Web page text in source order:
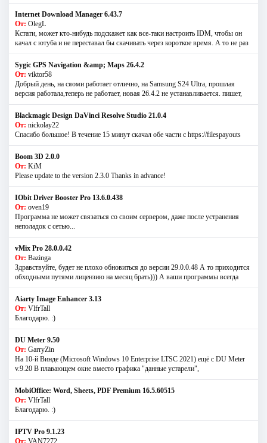
Internet Download Manager 6.43.7
От: OlegL
Кстати, может кто-нибудь подскажет как все-таки настроить IDM, чтобы он
качал с ютуба и не переставал бы скачивать через короткое время. А то не раз
Sygic GPS Navigation &amp; Maps 26.4.2
От: viktor58
Добрый день, на сяоми работает отлично, на Samsung S24 Ultra, прошлая
версия работала,теперь не работает, новая 26.4.2 не устанавливается. пишет,
Blackmagic Design DaVinci Resolve Studio 21.0.4
От: nickolay22
Спасибо большое! В течение 15 минут скачал обе части с https://filespayouts
Boom 3D 2.0.0
От: KiM
Please update to the version 2.3.0 Thanks in advance!
IObit Driver Booster Pro 13.6.0.438
От: oven19
Программа не может связаться со своим сервером, даже после устранения
неполадок с сетью...
vMix Pro 28.0.0.42
От: Bazinga
Здравствуйте, будет не плохо обновиться до версии 29.0.0.48 А то приходится
обходными путями лицензию на месяц брать))) А ваши программы всегда
Aiarty Image Enhancer 3.13
От: VlfrTall
Благодарю. :)
DU Meter 9.50
От: GarryZin
На 10-й Винде (Microsoft Windows 10 Enterprise LTSC 2021) ещё с DU Meter
v.9.20 В плавающем окне вместо графика "данные устарели",
MobiOffice: Word, Sheets, PDF Premium 16.5.60515
От: VlfrTall
Благодарю. :)
IPTV Pro 9.1.23
От: VAN7272